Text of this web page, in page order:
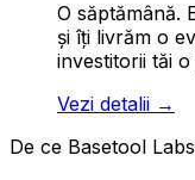
O săptămână.
și îți livrăm o
investitorii tăi
Vezi detalii →
De ce Basetool Labs